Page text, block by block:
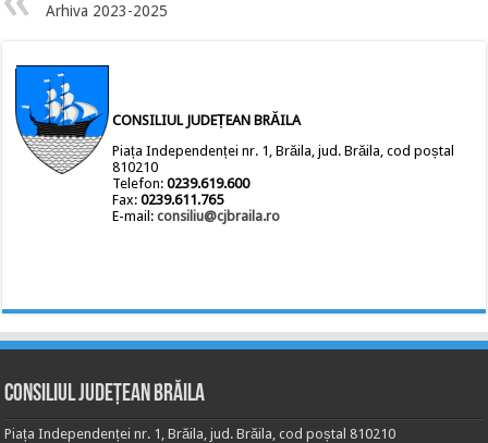
Arhiva 2023-2025
CONSILIUL JUDEȚEAN BRĂILA
Piața Independenței nr. 1, Brăila, jud. Brăila, cod poștal
810210
Telefon:0239.619.600
Fax:0239.611.765
E-mail:consiliu@cjbraila.ro
Consiliul Județean Brăila
Piața Independenței nr. 1, Brăila, jud. Brăila, cod poștal 810210